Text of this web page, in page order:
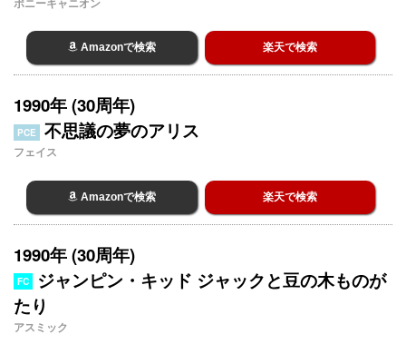
Amazonで検索 楽天で検索
1990年 (30周年)
PCE 不思議の夢のアリス
フェイス
Amazonで検索 楽天で検索
1990年 (30周年)
FC
ジャンピン・キッド ジャックと豆の木ものが
たり
アスミック